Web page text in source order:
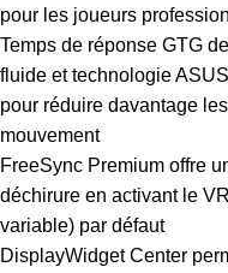
pour les joueurs
Temps de réponse GTG
fluide et technologie
pour réduire davantage
mouvement
FreeSync Premium offre
déchirure en activant le
variable) par défaut
DisplayWidget Center